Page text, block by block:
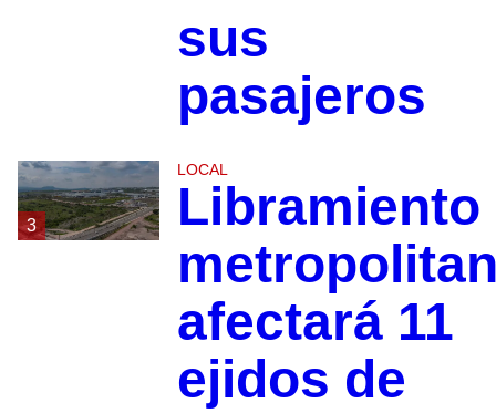
sus
pasajeros
3
LOCAL
Libramiento
afectará 11
ejidos de